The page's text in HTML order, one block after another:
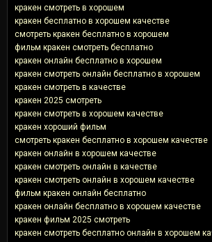
кракен смотреть в хорошем
кракен бесплатно в хорошем качестве
смотреть кракен бесплатно в хорошем
фильм кракен смотреть бесплатно
кракен онлайн бесплатно в хорошем
кракен смотреть онлайн бесплатно в хорошем
кракен смотреть в качестве
кракен 2025 смотреть
кракен смотреть в хорошем качестве
кракен хороший фильм
смотреть кракен бесплатно в хорошем качестве
кракен онлайн в хорошем качестве
кракен смотреть онлайн в качестве
кракен смотреть онлайн в хорошем качестве
фильм кракен онлайн бесплатно
кракен онлайн бесплатно в хорошем качестве
кракен фильм 2025 смотреть
кракен смотреть бесплатно онлайн в хорошем